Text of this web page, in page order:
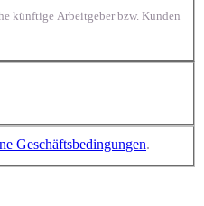
künftige Arbeitgeber bzw. Kunden
Geschäftsbedingungen.